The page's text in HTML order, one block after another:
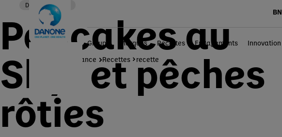
Groupe Marques Recettes Engagements Innovation
BN
Danone en France Recettes recette
Dessert
Pancakes au
Skyr et pêches
rôties